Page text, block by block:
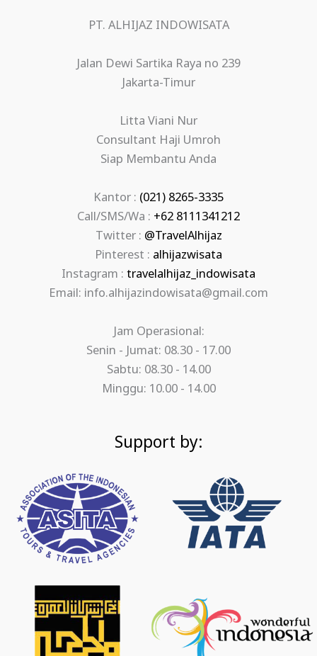
PT. ALHIJAZ INDOWISATA
Jalan Dewi Sartika Raya no 239
Jakarta-Timur
Litta Viani Nur
Consultant Haji Umroh
Siap Membantu Anda
Kantor : (021) 8265-3335
Call/SMS/Wa : +62 8111341212
Twitter : @TravelAlhijaz
Pinterest : alhijazwisata
Instagram : travelalhijaz_indowisata
Email: info.alhijazindowisata@gmail.com
Jam Operasional:
Senin - Jumat: 08.30 - 17.00
Sabtu: 08.30 - 14.00
Minggu: 10.00 - 14.00
Support by: